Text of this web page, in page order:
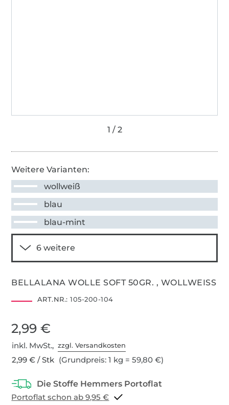
Weitere Varianten:
wollweiß
blau
blau-mint
BELLALANA WOLLE SOFT 50GR. , WOLLWEISS
ART.NR.: 105-200-104
2,99 €
inkl. MwSt.,zzgl. Versandkosten
2,99 € / Stk (Grundpreis: 1 kg = 59,80 €)
Portoflat schon ab 9,95 €